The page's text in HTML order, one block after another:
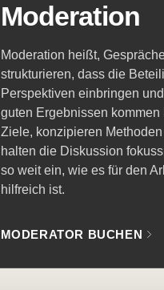
Moderation
Moderation heißt,
strukturieren, dass die
Perspektiven einbringen
guten Ergebnissen kommen
Ziele, konzipieren
halten die Diskussion
so weit ein, wie es für den
hilfreich ist.
MODERATOR BUCHEN